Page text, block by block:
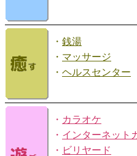
・ 銭湯
・ マッサージ
・ ヘルスセンター
・ カラオケ
・ インターネット
・ ビリヤード